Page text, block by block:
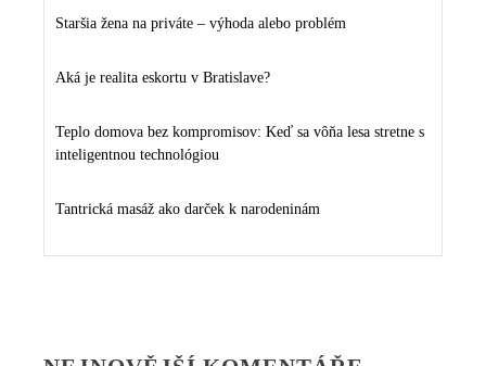
Staršia žena na priváte – výhoda alebo problém
Aká je realita eskortu v Bratislave?
Teplo domova bez kompromisov: Keď sa vôňa lesa stretne s
inteligentnou technológiou
Tantrická masáž ako darček k narodeninám